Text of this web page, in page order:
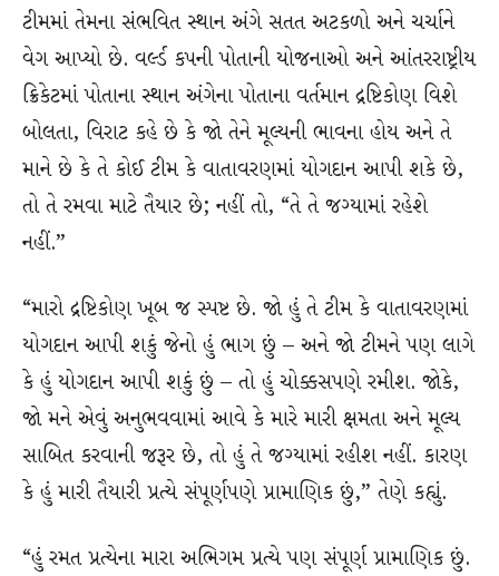
ટીમમાં તેમના સંભવિત સ્થાન અંગે સતત અટકળો અને ચર્ચાને
વેગ આપ્યો છે. વર્લ્ડ કપની પોતાની યોજનાઓ અને આંતરરાષ્ટ્રીય
ક્રિકેટમાં પોતાના સ્થાન અંગેના પોતાના વર્તમાન દ્રષ્ટિકોણ વિશે
બોલતા, વિરાટ કહે છે કે જો તેને મૂલ્યની ભાવના હોય અને તે
માને છે કે તે કોઈ ટીમ કે વાતાવરણમાં યોગદાન આપી શકે છે,
તો તે રમવા માટે તૈયાર છે; નહીં તો, “તે તે જગ્યામાં રહેશે
નહીં.”
“મારો દ્રષ્ટિકોણ ખૂબ જ સ્પષ્ટ છે. જો હું તે ટીમ કે વાતાવરણમાં
યોગદાન આપી શકું જેનો હું ભાગ છું – અને જો ટીમને પણ લાગે
કે હું યોગદાન આપી શકું છું – તો હું ચોક્કસપણે રમીશ. જોકે,
જો મને એવું અનુભવવામાં આવે કે મારે મારી ક્ષમતા અને મૂલ્ય
સાબિત કરવાની જરૂર છે, તો હું તે જગ્યામાં રહીશ નહીં. કારણ
કે હું મારી તૈયારી પ્રત્યે સંપૂર્ણપણે પ્રામાણિક છું,” તેણે કહ્યું.
“હું રમત પ્રત્યેના મારા અભિગમ પ્રત્યે પણ સંપૂર્ણ પ્રામાણિક છું.